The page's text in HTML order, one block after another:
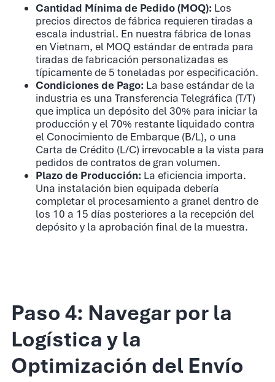
Cantidad Mínima de Pedido (MOQ): Los
precios directos de fábrica requieren tiradas a
escala industrial. En nuestra fábrica de lonas
en Vietnam, el MOQ estándar de entrada para
tiradas de fabricación personalizadas es
típicamente de 5 toneladas por especificación.
Condiciones de Pago: La base estándar de la
industria es una Transferencia Telegráfica (T/T)
que implica un depósito del 30% para iniciar la
producción y el 70% restante liquidado contra
el Conocimiento de Embarque (B/L), o una
Carta de Crédito (L/C) irrevocable a la vista para
pedidos de contratos de gran volumen.
Plazo de Producción: La eficiencia importa.
Una instalación bien equipada debería
completar el procesamiento a granel dentro de
los 10 a 15 días posteriores a la recepción del
depósito y la aprobación final de la muestra.
Paso 4: Navegar por la
Logística y la
Optimización del Envío